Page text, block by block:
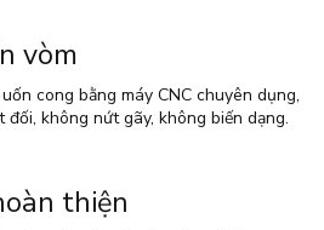
vòm
cong bằng máy CNC chuyên dụng,
không nứt gãy, không biến dạng.
thiện